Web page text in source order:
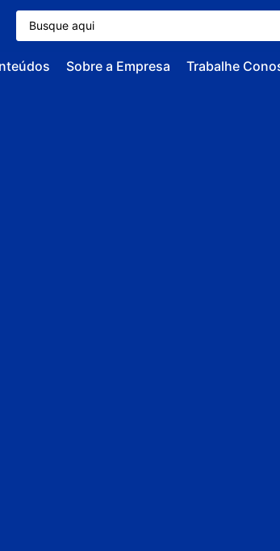
Sobre a Empresa Trabalhe